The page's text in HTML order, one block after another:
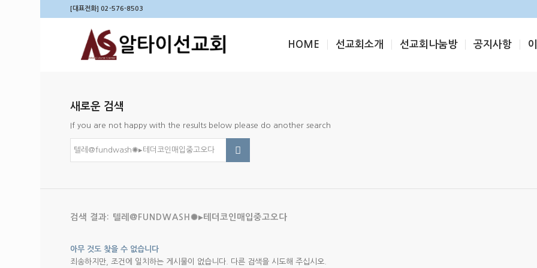
[대표전화] 02-576-8503
HOME 선교회소개 선교회나눔방 공지사항
새로운 검색
If you are not happy with the results below please do another search
검색 결과: 텔레@FUNDWASH✺▸테더코인매입중고오다
아무 것도 찾을 수 없습니다
죄송하지만, 조건에 일치하는 게시물이 없습니다. 다른 검색을 시도해 주십시오.